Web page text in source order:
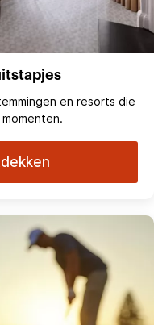
en resorts die